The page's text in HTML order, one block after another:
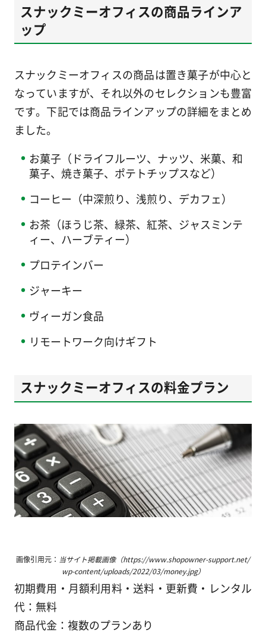
スナックミーオフィスの商品ラインア
ップ
スナックミーオフィスの商品は置き菓子が中心と
なっていますが、それ以外のセレクションも豊富
です。下記では商品ラインアップの詳細をまとめ
ました。
お菓子（ドライフルーツ、ナッツ、米菓、和
菓子、焼き菓子、ポテトチップスなど）
コーヒー（中深煎り、浅煎り、デカフェ）
お茶（ほうじ茶、緑茶、紅茶、ジャスミンテ
ィー、ハーブティー）
プロテインバー
ジャーキー
ヴィーガン食品
リモートワーク向けギフト
スナックミーオフィスの料金プラン
画像引用元： 当サイト掲載画像（https://www.shopowner-support.net/
wp-content/uploads/2022/03/money.jpg）
初期費用・月額利用料・送料・更新費・レンタル
代：無料
商品代金：複数のプランあり